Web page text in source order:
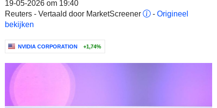
19-05-2026 om 19:40
Reuters - Vertaald door MarketScreener
- Origineel
bekijken
NVIDIA CORPORATION +1,74%